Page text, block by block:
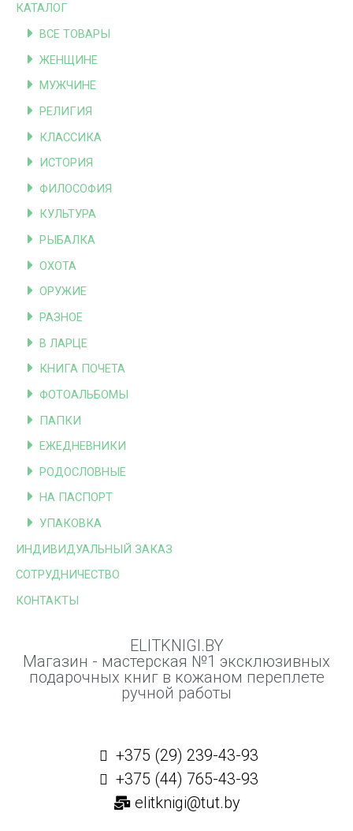
КАТАЛОГ
ВСЕ ТОВАРЫ
ЖЕНЩИНЕ
МУЖЧИНЕ
РЕЛИГИЯ
КЛАССИКА
ИСТОРИЯ
ФИЛОСОФИЯ
КУЛЬТУРА
РЫБАЛКА
ОХОТА
ОРУЖИЕ
РАЗНОЕ
В ЛАРЦЕ
КНИГА ПОЧЕТА
ФОТОАЛЬБОМЫ
ПАПКИ
ЕЖЕДНЕВНИКИ
РОДОСЛОВНЫЕ
НА ПАСПОРТ
УПАКОВКА
ИНДИВИДУАЛЬНЫЙ ЗАКАЗ
СОТРУДНИЧЕСТВО
КОНТАКТЫ
ELITKNIGI.BY
Магазин - мастерская №1 эксклюзивных
подарочных книг в кожаном переплете
ручной работы
+375 (29) 239-43-93
+375 (44) 765-43-93
elitknigi@tut.by